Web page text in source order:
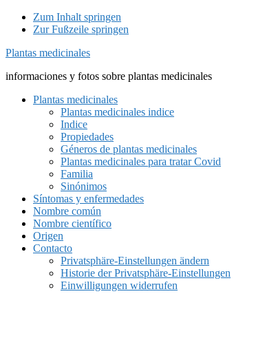
Zum Inhalt springen
Zur Fußzeile springen
Plantas medicinales
informaciones y fotos sobre plantas medicinales
Plantas medicinales
Plantas medicinales indice
Indice
Propiedades
Géneros de plantas medicinales
Plantas medicinales para tratar Covid
Familia
Sinónimos
Síntomas y enfermedades
Nombre común
Nombre científico
Origen
Contacto
Privatsphäre-Einstellungen ändern
Historie der Privatsphäre-Einstellungen
Einwilligungen widerrufen